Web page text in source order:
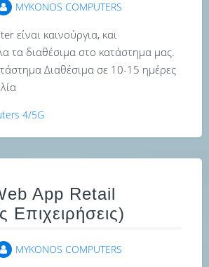
MYKONOS COMPUTERS
είναι καινούργια, και
τα διαθέσιμα στο κατάστημα μας.
Διαθέσιμα σε 10-15 ημέρες
4/5G
App Retail
Επιχειρήσεις)
MYKONOS COMPUTERS